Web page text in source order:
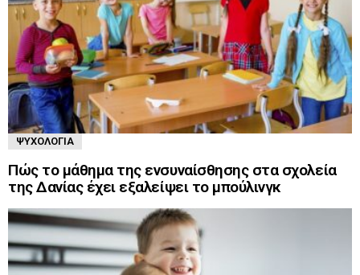
ΨΥΧΟΛΟΓΊΑ
Πώς το μάθημα της ενσυναίσθησης στα σχολεία
της Δανίας έχει εξαλείψει το μπούλινγκ